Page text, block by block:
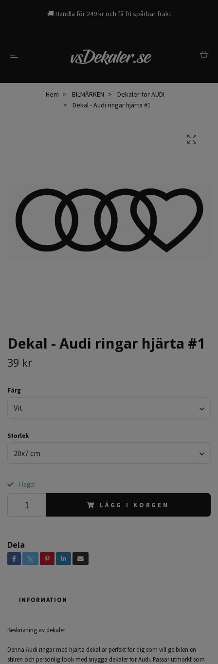
🚚 Handla för 249 kr och få fri spårbar frakt
Hem BILMÄRKEN
Dekaler för AUDI
Dekal - Audi ringar hjärta #1
Dekal - Audi ringar hjärta #1
39 kr
Färg
Vit
Storlek
20x7 cm
I lager.
LÄGG I KORGEN
Dela
INFORMATION
Beskrivning av dekaler
Denna Audi ringar med hjärta dekal är perfekt för dig som vill ge bilen en
stilren och personlig look med snygga dekaler för Audi. Passar utmärkt som